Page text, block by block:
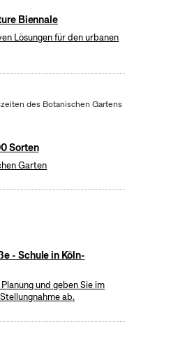
Biennale
Lösungen für den urbanen
des Botanischen Gartens
Sorten
Garten
- Schule in Köln-
und geben Sie im
ab.